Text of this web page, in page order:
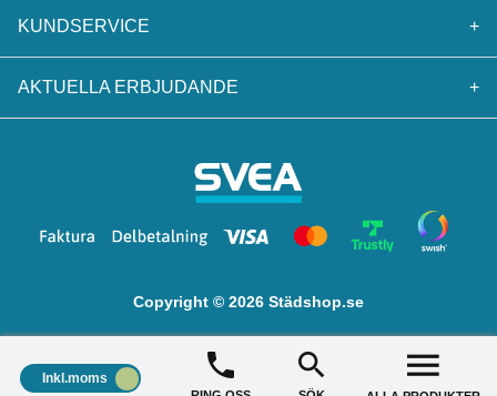
KUNDSERVICE +
AKTUELLA ERBJUDANDE +
Copyright © 2026 Städshop.se
Inkl.moms